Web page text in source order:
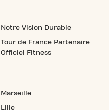
Notre Vision Durable
Tour de France Partenaire
Officiel Fitness
Marseille
Lille